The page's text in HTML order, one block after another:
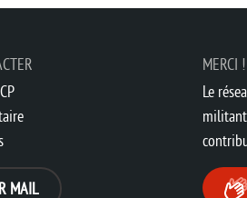
MAIL
MERCI !
Le